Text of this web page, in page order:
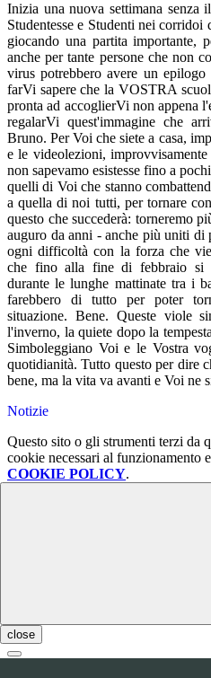
close
Inizia una nuova settimana
Studentesse e Studenti nei
giocando una partita importante,
anche per tante persone che non
virus potrebbero avere un
farVi sapere che la VOSTRA
pronta ad accoglierVi non appena
regalarVi quest'immagine che
Bruno. Per Voi che siete a casa,
e le videolezioni,
non sapevamo esistesse fino a
quelli di Voi che stanno
a quella di noi tutti, per tornare
questo che succederà: torneremo
auguro da anni - anche più uniti di
ogni difficoltà con la forza che
che fino alla fine di febbraio si
durante le lunghe mattinate tra i
farebbero di tutto per poter
situazione. Bene. Queste viole
l'inverno, la quiete dopo la
Simboleggiano Voi e le Vostra
quotidianità. Tutto questo per dire
bene, ma la vita va avanti e Voi ne
Notizie
Questo sito o gli strumenti terzi da
cookie necessari al funzionamento
COOKIE POLICY.
In questa schermata è possibile
I cookie necessari sono quelli che
Per conoscere quali sono i cookie